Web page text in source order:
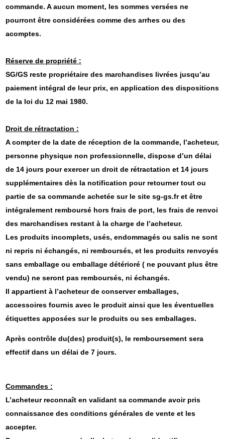
commande. A aucun moment, les sommes versées ne
pourront être considérées comme des arrhes ou des
acomptes.
Réserve de propriété :
SG/GS reste propriétaire des marchandises livrées jusqu’au
paiement intégral de leur prix, en application des dispositions
de la loi du 12 mai 1980.
Droit de rétractation :
A compter de la date de réception de la commande, l’acheteur,
personne physique non professionnelle, dispose d’un délai
de 14 jours pour exercer un droit de rétractation et 14 jours
supplémentaires dès la notification pour retourner tout ou
partie de sa commande achetée sur le site sg-gs.fr et être
intégralement remboursé hors frais de port, les frais de renvoi
des marchandises restant à la charge de l’acheteur.
Les produits incomplets, usés, endommagés ou salis ne sont
ni repris ni échangés, ni remboursés, et les produits renvoyés
sans emballage ou emballage détérioré ( ne pouvant plus être
vendu) ne seront pas remboursés, ni échangés.
Il appartient à l’acheteur de conserver emballages,
accessoires fournis avec le produit ainsi que les éventuelles
étiquettes apposées sur le produits ou ses emballages.
Après contrôle du(des) produit(s), le remboursement sera
effectif dans un délai de 7 jours.
Commandes :
L’acheteur reconnaît en validant sa commande avoir pris
connaissance des conditions générales de vente et les
accepter.